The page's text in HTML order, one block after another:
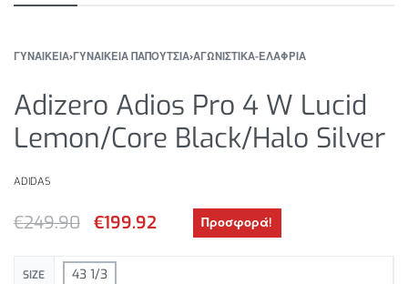
ΓΥΝΑΙΚΕΙΑ›ΓΥΝΑΙΚΕΙΑ ΠΑΠΟΥΤΣΙΑ›ΑΓΩΝΙΣΤΙΚΑ-ΕΛΑΦΡΙΑ
Adizero Adios Pro 4 W Lucid
Lemon/Core Black/Halo Silver
ADIDAS
€249.90 €199.92 Προσφορά!
SIZE 43 1/3